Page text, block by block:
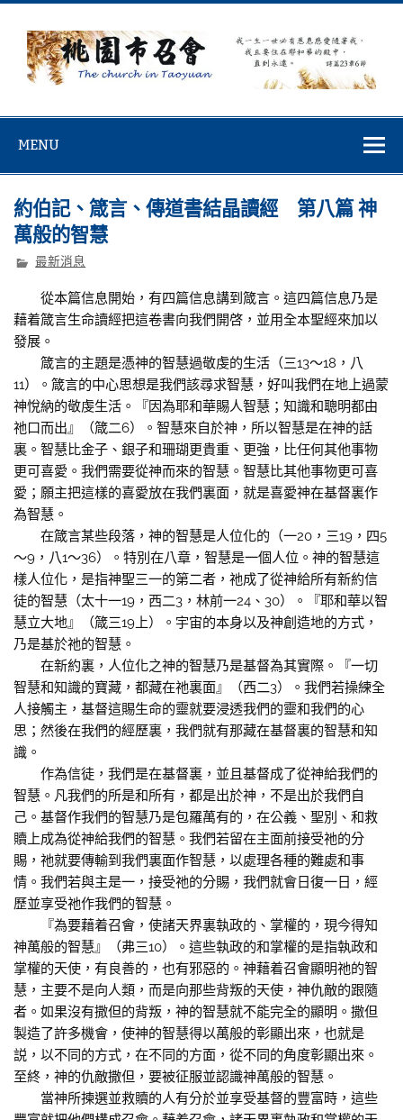
Skip
content
MENU
約伯記、箴言、傳道書結晶讀經 第八篇 神
萬般的智慧
最新消息
從本篇信息開始，有四篇信息講到箴言。這四篇信息乃是
藉着箴言生命讀經把這卷書向我們開啓，並用全本聖經來加以
發展。
箴言的主題是憑神的智慧過敬虔的生活（三13～18，八
11）。箴言的中心思想是我們該尋求智慧，好叫我們在地上過蒙
神悅納的敬虔生活。『因為耶和華賜人智慧；知識和聰明都由
祂口而出』（箴二6）。智慧來自於神，所以智慧是在神的話
裏。智慧比金子、銀子和珊瑚更貴重、更強，比任何其他事物
更可喜愛。我們需要從神而來的智慧。智慧比其他事物更可喜
愛；願主把這樣的喜愛放在我們裏面，就是喜愛神在基督裏作
為智慧。
在箴言某些段落，神的智慧是人位化的（一20，三19，四5
～9，八1～36）。特別在八章，智慧是一個人位。神的智慧這
樣人位化，是指神聖三一的第二者，祂成了從神給所有新約信
徒的智慧（太十一19，西二3，林前一24、30）。『耶和華以智
慧立大地』（箴三19上）。宇宙的本身以及神創造地的方式，
乃是基於祂的智慧。
在新約裏，人位化之神的智慧乃是基督為其實際。『一切
智慧和知識的寶藏，都藏在祂裏面』（西二3）。我們若操練全
人接觸主，基督這賜生命的靈就要浸透我們的靈和我們的心
思；然後在我們的經歷裏，我們就有那藏在基督裏的智慧和知
識。
作為信徒，我們是在基督裏，並且基督成了從神給我們的
智慧。凡我們的所是和所有，都是出於神，不是出於我們自
己。基督作我們的智慧乃是包羅萬有的，在公義、聖別、和救
贖上成為從神給我們的智慧。我們若留在主面前接受祂的分
賜，祂就要傳輸到我們裏面作智慧，以處理各種的難處和事
情。我們若與主是一，接受祂的分賜，我們就會日復一日，經
歷並享受祂作我們的智慧。
『為要藉着召會，使諸天界裏執政的、掌權的，現今得知
神萬般的智慧』（弗三10）。這些執政的和掌權的是指執政和
掌權的天使，有良善的，也有邪惡的。神藉着召會顯明祂的智
慧，主要不是向人類，而是向那些背叛的天使，神仇敵的跟隨
者。如果沒有撒但的背叛，神的智慧就不能完全的顯明。撒但
製造了許多機會，使神的智慧得以萬般的彰顯出來，也就是
説，以不同的方式，在不同的方面，從不同的角度彰顯出來。
至終，神的仇敵撒但，要被征服並認識神萬般的智慧。
當神所揀選並救贖的人有分於並享受基督的豐富時，這些